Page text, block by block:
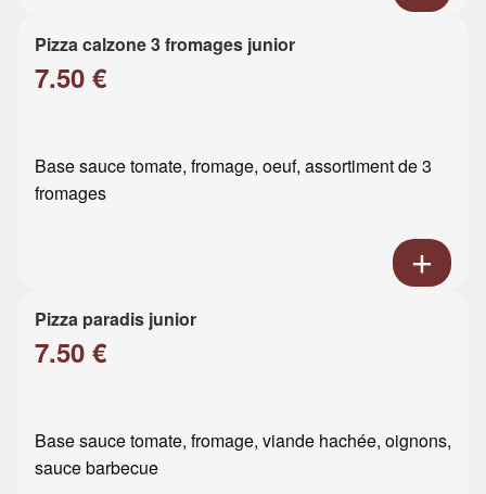
Pizza calzone 3 fromages junior
7.50 €
Base sauce tomate, fromage, oeuf, assortiment de 3
fromages
Pizza paradis junior
7.50 €
Base sauce tomate, fromage, viande hachée, oignons,
sauce barbecue